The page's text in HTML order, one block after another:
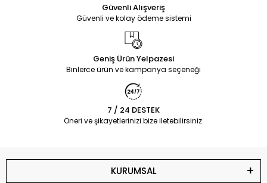
Güvenli Alışveriş
Güvenli ve kolay ödeme sistemi
Geniş Ürün Yelpazesi
Binlerce ürün ve kampanya seçeneği
7 / 24 DESTEK
Öneri ve şikayetlerinizi bize iletebilirsiniz.
KURUMSAL